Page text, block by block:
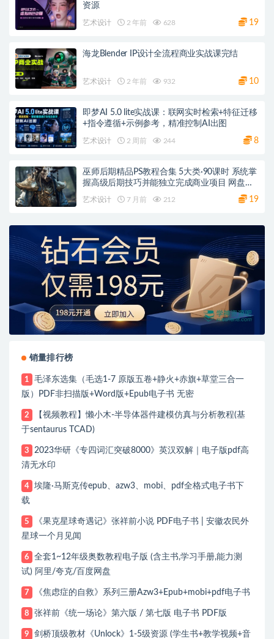
资源
艺术设计 2 年前 628 19
海龙Blender IP设计全流程商业实战课完结
艺术设计 2 年前 932 10
即梦AI 5.0 lite实战课：联网实时检索+特征迁移
+指令遵循+示例参考，精准控制AI出图
艺术设计 2 周前 244 8
巫师后期精品PS教程合集 5大类·90课时 系统掌
握高级后期技巧并能独立完成商业项目 网盘下
载
艺术设计 7 月前 212 19
销量排行榜
1
毛泽东选集（毛选1-7 原版五卷+静火+赤旗+草堂三合一
版）PDF非扫描版+Word版+Epub电子书 无密
2
【视频教程】懒小木-半导体器件建模仿真与分析教程(基
于sentaurus TCAD)
3
2023华研《专四词汇突破8000》英汉双解｜电子版pdf高
清无水印
4
埃隆·马斯克传epub、azw3、mobi、pdf全格式电子书下
载
5
《果克星球奇遇记》张祥前小说 PDF电子书 | 安徽农民外
星球一个月见闻
6
全套1~12年级奥数教程电子版 (含主书,学习手册,能力测
试) 阿里/夸克/百度网盘
7 《焦虑症的自救》系列三册Azw3+Epub+mobi+pdf电子书
8 张祥前《统一场论》第六版 / 第七版 电子书 PDF版
9
剑桥顶级教材《Unlock》1-5级资源 (学生书+教学视频+音